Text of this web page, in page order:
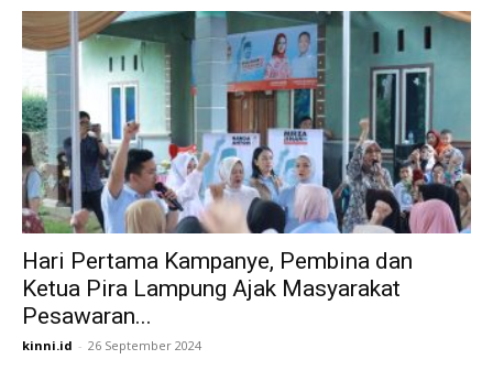
Hari Pertama Kampanye, Pembina dan
Ketua Pira Lampung Ajak Masyarakat
Pesawaran...
kinni.id - 26 September 2024